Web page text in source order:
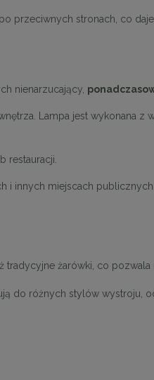
przeciwnych stronach, co
nienarzucający,
Lampa jest wykonana z
restauracji.
i innych miejscach publicznych.
tradycyjne żarówki, co
do różnych stylów wystroju,